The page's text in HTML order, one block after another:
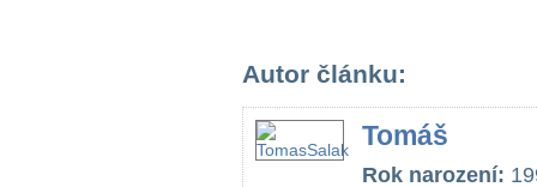
Autor článku:
Tomáš
Rok narození: